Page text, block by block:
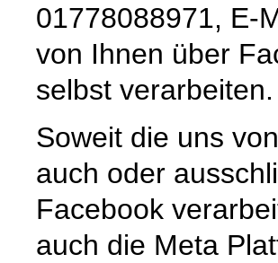
01778088971, E-
von Ihnen über
selbst verarbeiten.
Soweit die uns
auch oder
Facebook
auch die Meta